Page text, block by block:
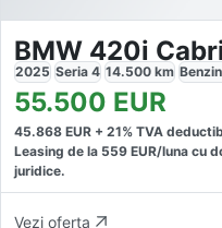
BMW 420i
2025 Seria 4 14.500 km
55.500 EUR
45.868 EUR + 21% TVA
Leasing de la 559 EUR/luna cu
juridice.
Vezi oferta